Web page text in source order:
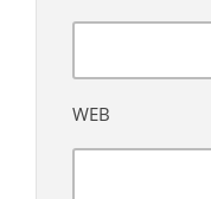
WEB